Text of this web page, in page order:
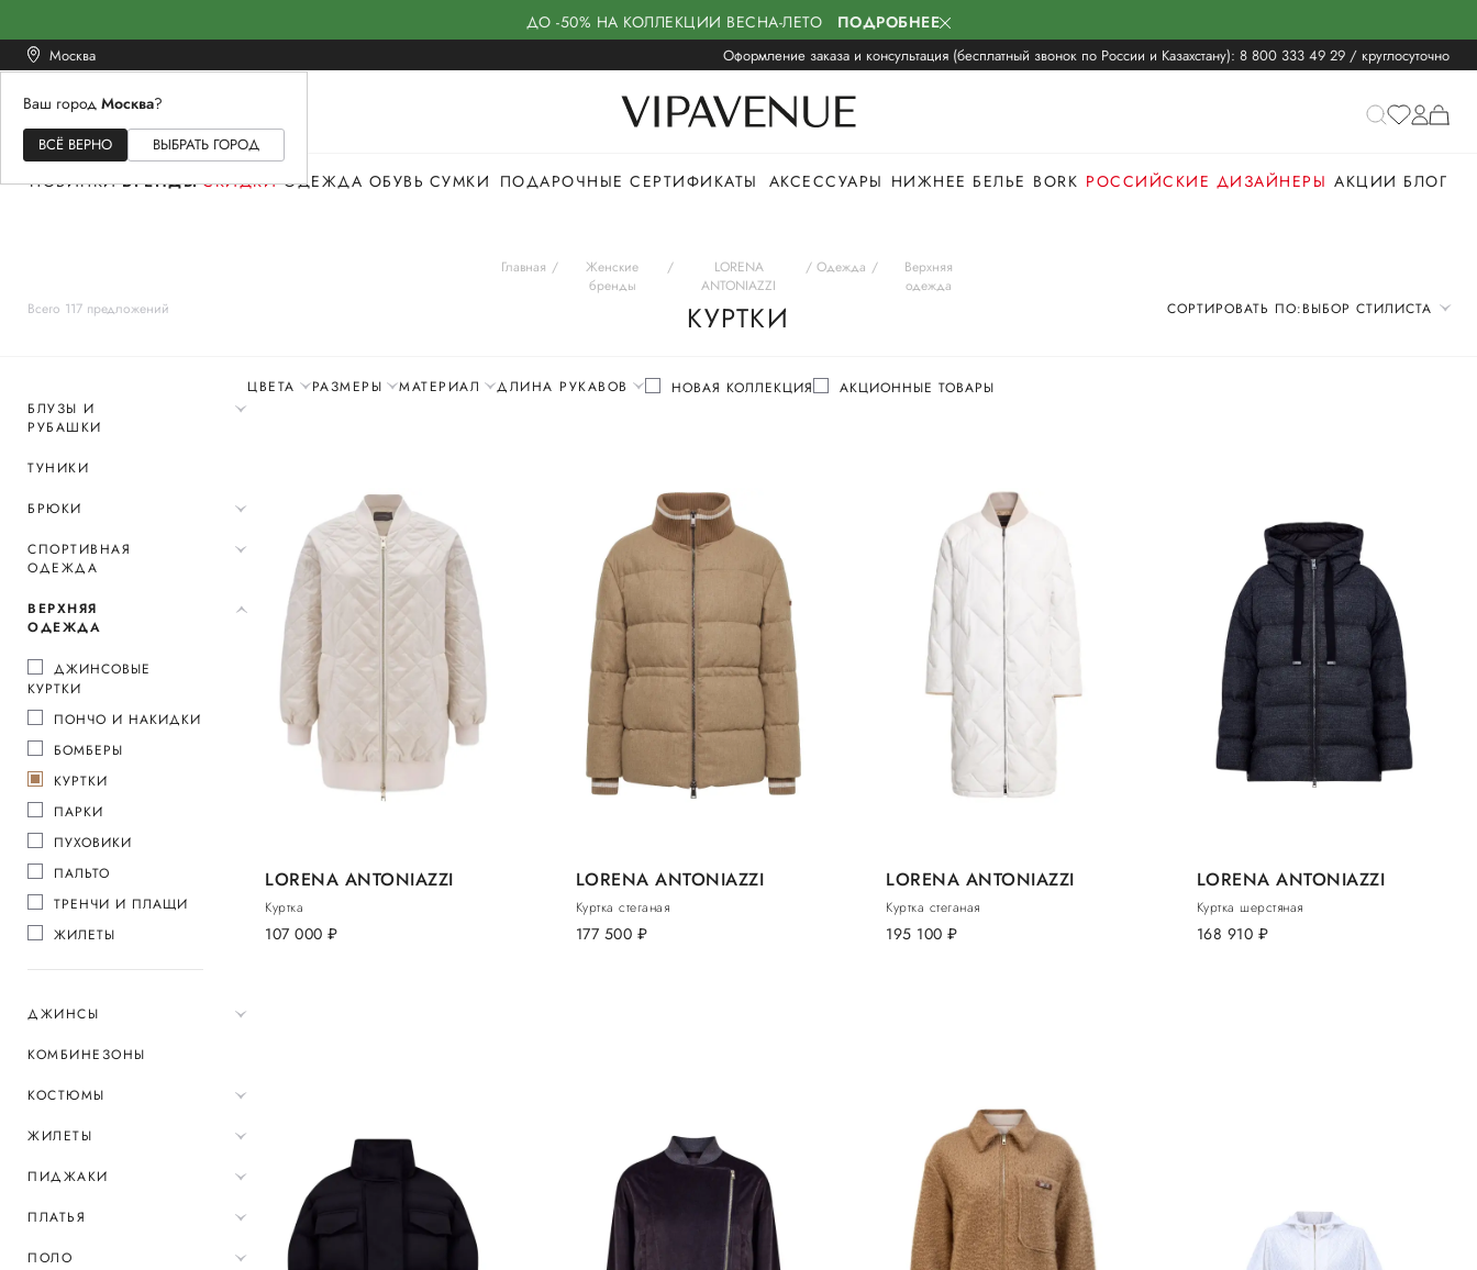
ДО -50% НА КОЛЛЕКЦИИ ВЕСНА-ЛЕТО ПОДРОБНЕЕ
Москва Оформление заказа и консультация (бесплатный звонок по России и Казахстану): 8 800 333 49 29 / круглосуточно
Ваш город Москва?
ВСЁ ВЕРНО ВЫБРАТЬ ГОРОД
ЖЕНСКОЕМУЖСКОЕ
НОВИНКИ БРЕНДЫ СКИДКИ ОДЕЖДА ОБУВЬ СУМКИ ПОДАРОЧНЫЕ СЕРТИФИКАТЫ АКСЕССУАРЫ НИЖНЕЕ БЕЛЬЕ BORK РОССИЙСКИЕ ДИЗАЙНЕРЫ АКЦИИ БЛОГ
Всего 117 предложений
Главная
Женские
бренды
LORENA
ANTONIAZZI
Одежда
Верхняя
одежда
КУРТКИ СОРТИРОВАТЬ ПО:ВЫБОР СТИЛИСТА
БЛУЗЫ И
РУБАШКИ
ТУНИКИ
БРЮКИ
СПОРТИВНАЯ
ОДЕЖДА
ВЕРХНЯЯ
ОДЕЖДА
ДЖИНСОВЫЕ
КУРТКИ
ПОНЧО И НАКИДКИ
БОМБЕРЫ
КУРТКИ
ПАРКИ
ПУХОВИКИ
ПАЛЬТО
ТРЕНЧИ И ПЛАЩИ
ЖИЛЕТЫ
ДЖИНСЫ
КОМБИНЕЗОНЫ
КОСТЮМЫ
ЖИЛЕТЫ
ПИДЖАКИ
ПЛАТЬЯ
ПОЛО
ЦВЕТА РАЗМЕРЫ МАТЕРИАЛ ДЛИНА РУКАВОВ НОВАЯ КОЛЛЕКЦИЯ АКЦИОННЫЕ ТОВАРЫ
LORENA ANTONIAZZI
Куртка
107 000 руб.
LORENA ANTONIAZZI
Куртка стеганая
177 500 руб.
LORENA ANTONIAZZI
Куртка стеганая
195 100 руб.
LORENA ANTONIAZZI
Куртка шерстяная
168 910 руб.